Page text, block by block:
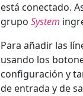
está conectado.
grupo System
Para añadir las
usando los
configuración y
de entrada y de